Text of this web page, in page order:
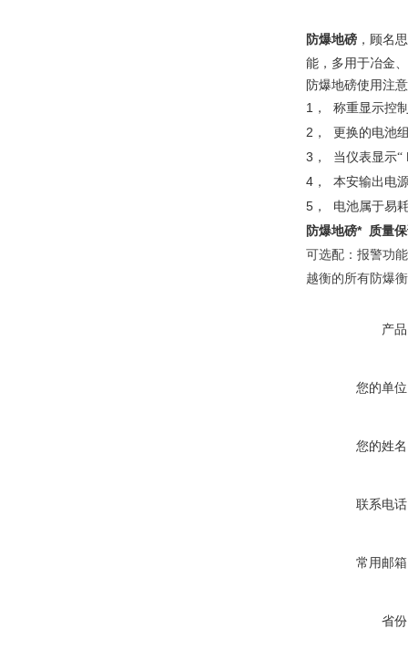
防爆地磅 ，顾名
能，多用于冶金
防爆地磅使用注
1， 称重显示控
2， 更换的电池
3， 当仪表显示“
4， 本安输出电
5， 电池属于易
防爆地磅* 质量
可选配：报警功
越衡的所有防爆
产
您的单
您的姓
联系电
常用邮
省